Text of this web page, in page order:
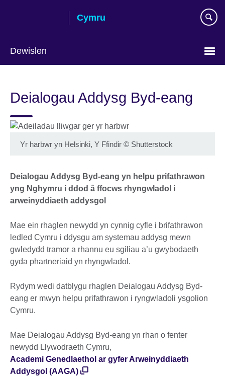
Cymru
Dewislen
language
Deialogau Addysg Byd-eang
Yr harbwr yn Helsinki, Y Ffindir © Shutterstock
Deialogau Addysg Byd-eang yn helpu prifathrawon
yng Nghymru i ddod â ffocws rhyngwladol i
arweinyddiaeth addysgol
Mae ein rhaglen newydd yn cynnig cyfle i brifathrawon
ledled Cymru i ddysgu am systemau addysg mewn
gwledydd tramor a rhannu eu sgiliau a’u gwybodaeth
gyda phartneriaid yn rhyngwladol.
Rydym wedi datblygu rhaglen Deialogau Addysg Byd-
eang er mwyn helpu prifathrawon i ryngwladoli ysgolion
Cymru.
Mae Deialogau Addysg Byd-eang yn rhan o fenter
newydd Llywodraeth Cymru,
Academi Genedlaethol ar gyfer Arweinyddiaeth
Addysgol (AAGA)